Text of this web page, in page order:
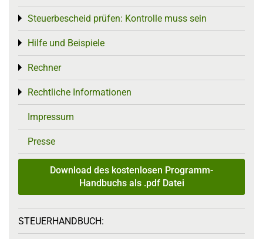
Steuerbescheid prüfen: Kontrolle muss sein
Toggle menu
Hilfe und Beispiele
Toggle menu
Rechner
Toggle menu
Rechtliche Informationen
Toggle menu
Impressum
Presse
Download des kostenlosen Programm-
Handbuchs als .pdf Datei
STEUERHANDBUCH: